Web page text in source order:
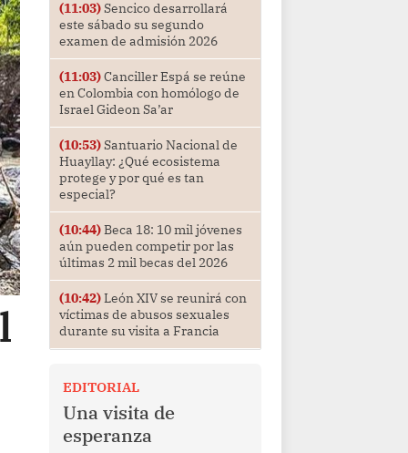
(11:03)Sencico desarrollará
este sábado su segundo
examen de admisión 2026
(11:03)Canciller Espá se reúne
en Colombia con homólogo de
Israel Gideon Sa’ar
(10:53)Santuario Nacional de
Huayllay: ¿Qué ecosistema
protege y por qué es tan
especial?
(10:44)Beca 18: 10 mil jóvenes
aún pueden competir por las
últimas 2 mil becas del 2026
(10:42)León XIV se reunirá con
víctimas de abusos sexuales
durante su visita a Francia
EDITORIAL
Una visita de
esperanza